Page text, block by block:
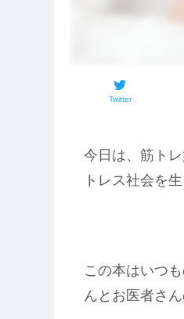
Twitter
今日は、筋ト
トレス社会を
この本はいつ
んとお医者さ